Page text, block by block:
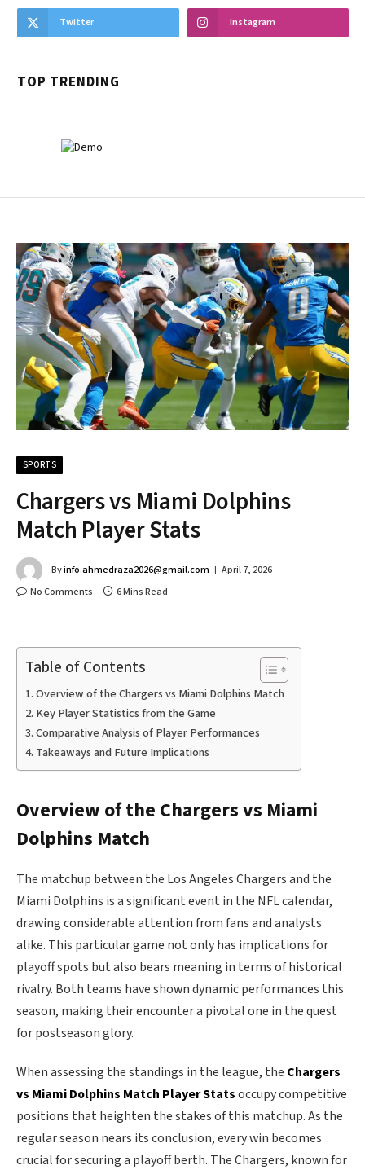
Twitter Instagram
TOP TRENDING
SPORTS
Chargers vs Miami Dolphins
Match Player Stats
Byinfo.ahmedraza2026@gmail.com
April 7, 2026
No Comments
6 Mins Read
Table of Contents
Overview of the Chargers vs Miami Dolphins Match
Key Player Statistics from the Game
Comparative Analysis of Player Performances
Takeaways and Future Implications
Overview of the Chargers vs Miami
Dolphins Match
The matchup between the Los Angeles Chargers and the
Miami Dolphins is a significant event in the NFL calendar,
drawing considerable attention from fans and analysts
alike. This particular game not only has implications for
playoff spots but also bears meaning in terms of historical
rivalry. Both teams have shown dynamic performances this
season, making their encounter a pivotal one in the quest
for postseason glory.
When assessing the standings in the league, the Chargers
vs Miami Dolphins Match Player Statsoccupy competitive
positions that heighten the stakes of this matchup. As the
regular season nears its conclusion, every win becomes
crucial for securing a playoff berth. The Chargers, known for